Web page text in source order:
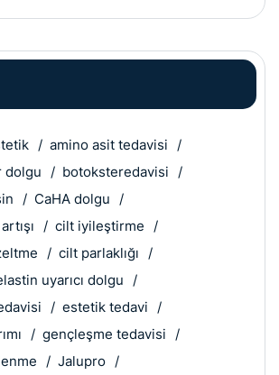
amino asit tedavisi
dolgu
botoksteredavisi
CaHA dolgu
cilt iyileştirme
cilt parlaklığı
uyarıcı dolgu
estetik tedavi
gençleşme tedavisi
Jalupro